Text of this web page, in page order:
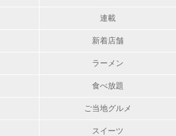
連載
新着店舗
ラーメン
食べ放題
ご当地グルメ
スイーツ